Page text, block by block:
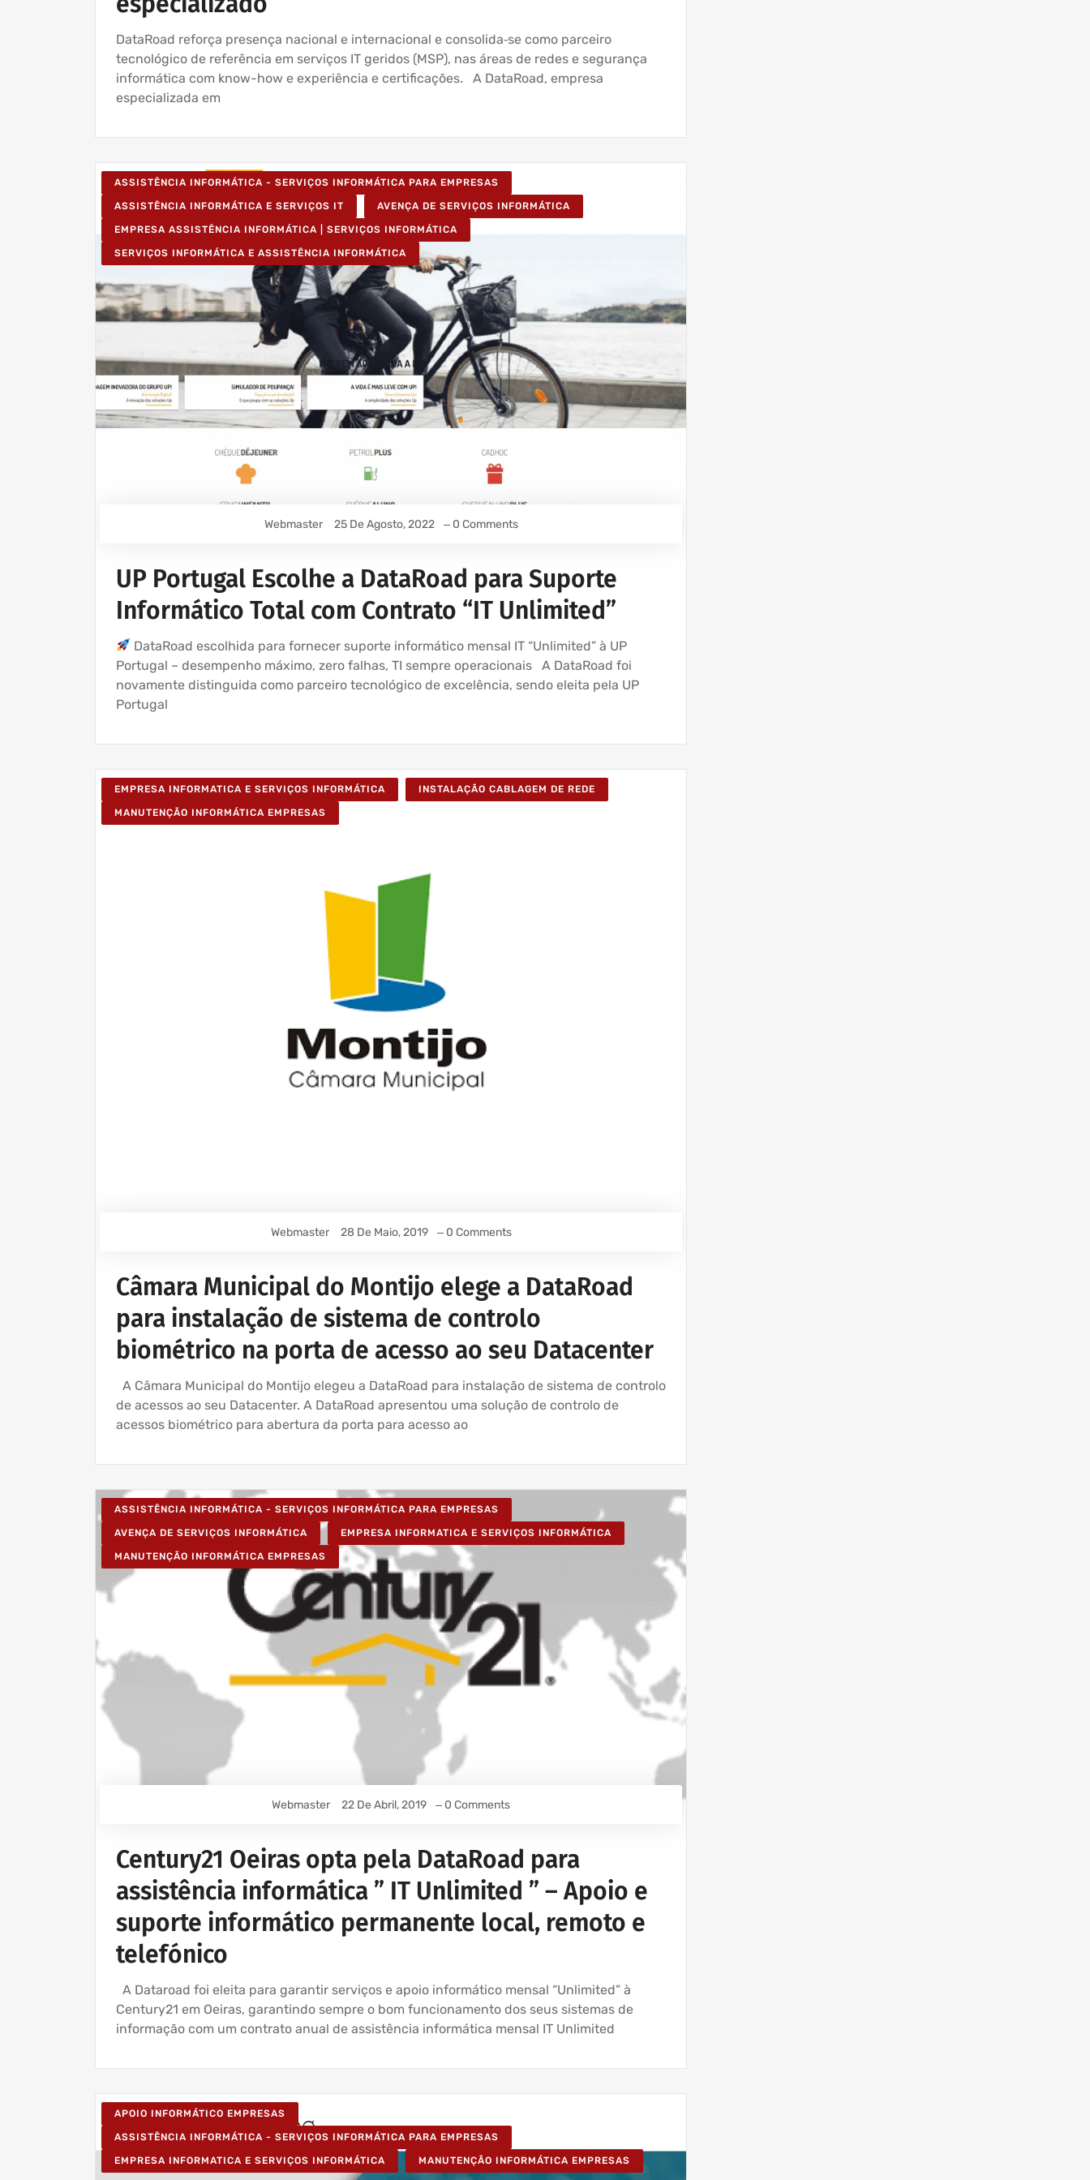
DataRoad reforça presença nacional e internacional e consolida‑se como parceiro
tecnológico de referência em serviços IT geridos (MSP), nas áreas de redes e segurança
informática com know-how e experiência e certificações. A DataRoad, empresa
especializada em
ASSISTÊNCIA INFORMÁTICA - SERVIÇOS INFORMÁTICA PARA EMPRESAS
ASSISTÊNCIA INFORMÁTICA E SERVIÇOS IT AVENÇA DE SERVIÇOS INFORMÁTICA
EMPRESA ASSISTÊNCIA INFORMÁTICA | SERVIÇOS INFORMÁTICA
SERVIÇOS INFORMÁTICA E ASSISTÊNCIA INFORMÁTICA
Webmaster 25 De Agosto, 2022 0 Comments
UP Portugal Escolhe a DataRoad para Suporte
Informático Total com Contrato “IT Unlimited”
DataRoad escolhida para fornecer suporte informático mensal IT “Unlimited” à UP
Portugal – desempenho máximo, zero falhas, TI sempre operacionais A DataRoad foi
novamente distinguida como parceiro tecnológico de excelência, sendo eleita pela UP
Portugal
EMPRESA INFORMATICA E SERVIÇOS INFORMÁTICA INSTALAÇÃO CABLAGEM DE REDE
MANUTENÇÃO INFORMÁTICA EMPRESAS
Webmaster 28 De Maio, 2019 0 Comments
Câmara Municipal do Montijo elege a DataRoad
para instalação de sistema de controlo
biométrico na porta de acesso ao seu Datacenter
A Câmara Municipal do Montijo elegeu a DataRoad para instalação de sistema de controlo
de acessos ao seu Datacenter. A DataRoad apresentou uma solução de controlo de
acessos biométrico para abertura da porta para acesso ao
ASSISTÊNCIA INFORMÁTICA - SERVIÇOS INFORMÁTICA PARA EMPRESAS
AVENÇA DE SERVIÇOS INFORMÁTICA EMPRESA INFORMATICA E SERVIÇOS INFORMÁTICA
MANUTENÇÃO INFORMÁTICA EMPRESAS
Webmaster 22 De Abril, 2019 0 Comments
Century21 Oeiras opta pela DataRoad para
assistência informática ” IT Unlimited ” – Apoio e
suporte informático permanente local, remoto e
telefónico
A Dataroad foi eleita para garantir serviços e apoio informático mensal “Unlimited” à
Century21 em Oeiras, garantindo sempre o bom funcionamento dos seus sistemas de
informação com um contrato anual de assistência informática mensal IT Unlimited
APOIO INFORMÁTICO EMPRESAS
ASSISTÊNCIA INFORMÁTICA - SERVIÇOS INFORMÁTICA PARA EMPRESAS
EMPRESA INFORMATICA E SERVIÇOS INFORMÁTICA MANUTENÇÃO INFORMÁTICA EMPRESAS